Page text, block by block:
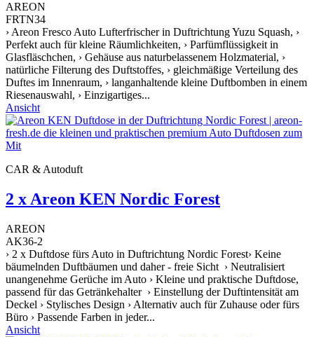
AREON
FRTN34
› Areon Fresco Auto Lufterfrischer in Duftrichtung Yuzu Squash, ›
Perfekt auch für kleine Räumlichkeiten, › Parfümflüssigkeit in
Glasfläschchen, › Gehäuse aus naturbelassenem Holzmaterial, ›
natürliche Filterung des Duftstoffes, › gleichmäßige Verteilung des
Duftes im Innenraum, › langanhaltende kleine Duftbomben in einem
Riesenauswahl, › Einzigartiges...
Ansicht
CAR & Autoduft
2 x Areon KEN Nordic Forest
AREON
AK36-2
› 2 x Duftdose fürs Auto in Duftrichtung Nordic Forest› Keine
bäumelnden Duftbäumen und daher - freie Sicht › Neutralisiert
unangenehme Gerüche im Auto › Kleine und praktische Duftdose,
passend für das Getränkehalter › Einstellung der Duftintensität am
Deckel › Stylisches Design › Alternativ auch für Zuhause oder fürs
Büro › Passende Farben in jeder...
Ansicht